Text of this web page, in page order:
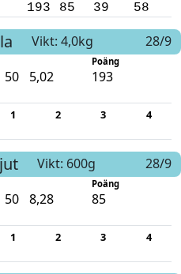
193 85 39 58
Vikt: 4,0kg 28/9
Poäng
50 5,02 193
1 2 3 4
Vikt: 600g 28/9
Poäng
50 8,28 85
1 2 3 4